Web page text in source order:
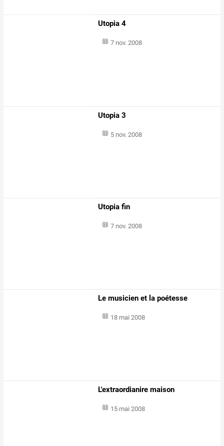
Utopia 4
7 nov. 2008
Utopia 3
5 nov. 2008
Utopia fin
7 nov. 2008
Le musicien et la poétesse
18 mai 2008
L'extraordianire maison
15 mai 2008